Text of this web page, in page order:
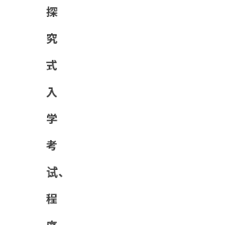
探
究
式
入
学
考
试、
程